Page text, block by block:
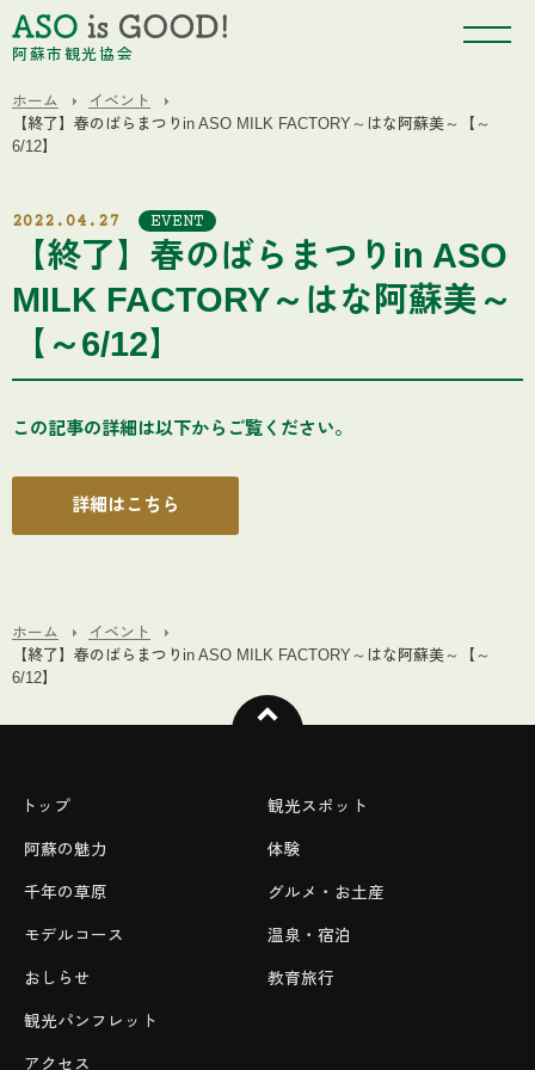
阿蘇市観光協会
ホーム
イベント
【終了】春のばらまつりin ASO MILK FACTORY～はな阿蘇美～【～
6/12】
2022.04.27 EVENT
【終了】春のばらまつりin ASO
MILK FACTORY～はな阿蘇美～
【～6/12】
この記事の詳細は以下からご覧ください。
詳細はこちら
ホーム
イベント
【終了】春のばらまつりin ASO MILK FACTORY～はな阿蘇美～【～
6/12】
トップ
阿蘇の魅力
千年の草原
モデルコース
おしらせ
観光スポット
体験
グルメ・お土産
温泉・宿泊
教育旅行
観光パンフレット
アクセス